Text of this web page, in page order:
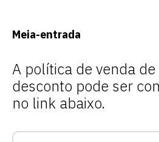
Meia-entrada
A política de venda
desconto pode ser
no link abaixo.
Escolha a
quer